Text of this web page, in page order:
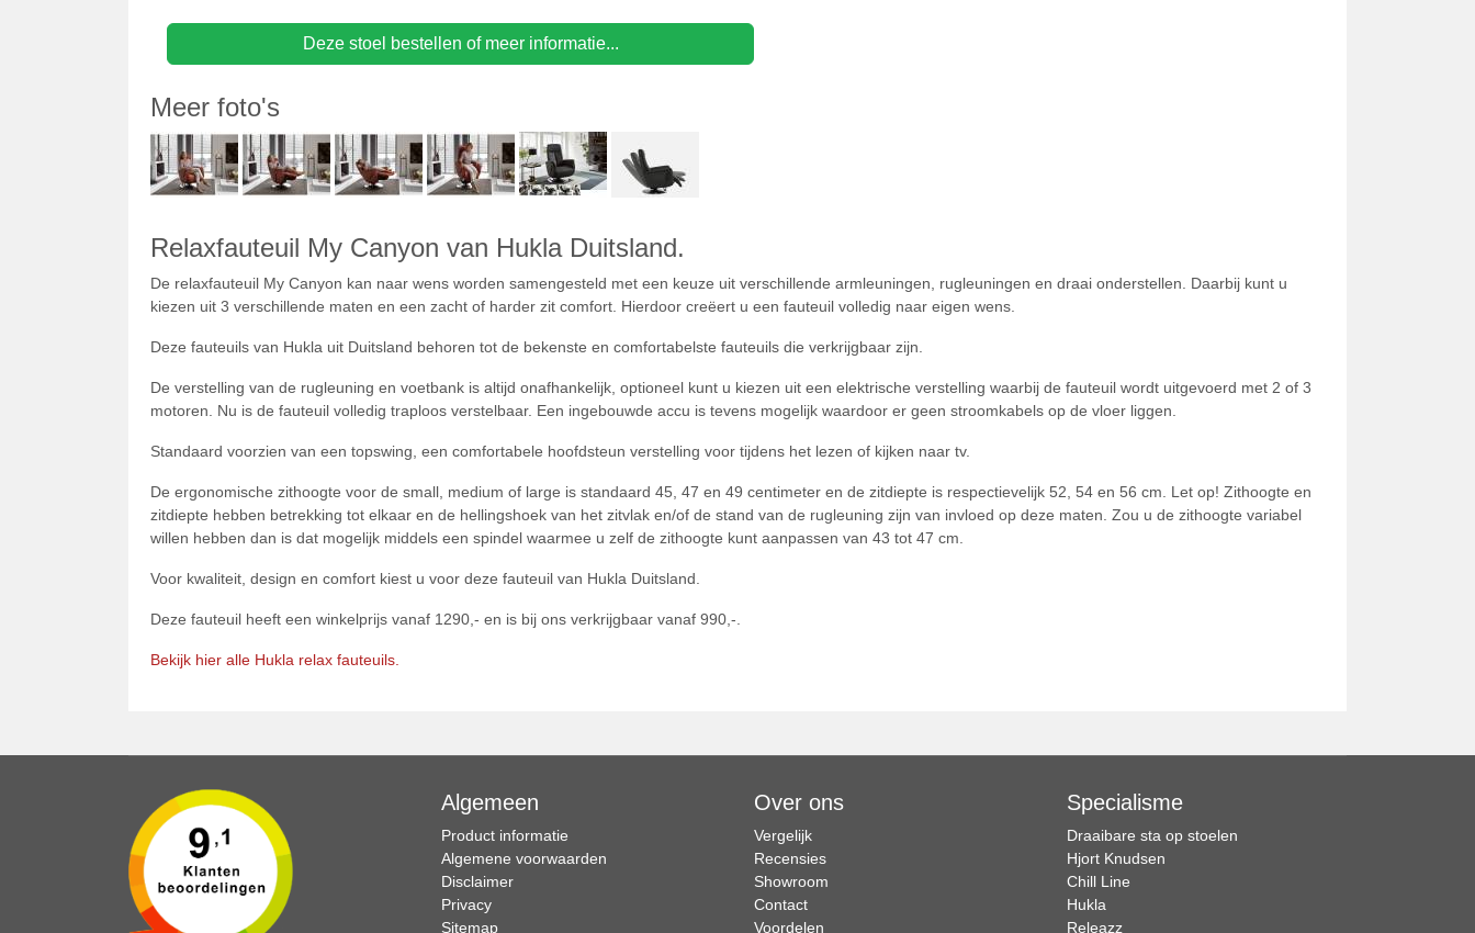
Deze stoel bestellen of meer informatie...
Meer foto's
Relaxfauteuil My Canyon van Hukla Duitsland.
De relaxfauteuil My Canyon kan naar wens worden samengesteld met een keuze uit verschillende armleuningen, rugleuningen en draai onderstellen. Daarbij kunt u
kiezen uit 3 verschillende maten en een zacht of harder zit comfort. Hierdoor creëert u een fauteuil volledig naar eigen wens.
Deze fauteuils van Hukla uit Duitsland behoren tot de bekenste en comfortabelste fauteuils die verkrijgbaar zijn.
De verstelling van de rugleuning en voetbank is altijd onafhankelijk, optioneel kunt u kiezen uit een elektrische verstelling waarbij de fauteuil wordt uitgevoerd met 2 of 3
motoren. Nu is de fauteuil volledig traploos verstelbaar. Een ingebouwde accu is tevens mogelijk waardoor er geen stroomkabels op de vloer liggen.
Standaard voorzien van een topswing, een comfortabele hoofdsteun verstelling voor tijdens het lezen of kijken naar tv.
De ergonomische zithoogte voor de small, medium of large is standaard 45, 47 en 49 centimeter en de zitdiepte is respectievelijk 52, 54 en 56 cm. Let op! Zithoogte en
zitdiepte hebben betrekking tot elkaar en de hellingshoek van het zitvlak en/of de stand van de rugleuning zijn van invloed op deze maten. Zou u de zithoogte variabel
willen hebben dan is dat mogelijk middels een spindel waarmee u zelf de zithoogte kunt aanpassen van 43 tot 47 cm.
Voor kwaliteit, design en comfort kiest u voor deze fauteuil van Hukla Duitsland.
Deze fauteuil heeft een winkelprijs vanaf 1290,- en is bij ons verkrijgbaar vanaf 990,-.
Bekijk hier alle Hukla relax fauteuils.
Algemeen
Product informatie
Algemene voorwaarden
Disclaimer
Privacy
Sitemap
Over ons
Vergelijk
Recensies
Showroom
Contact
Voordelen
Specialisme
Draaibare sta op stoelen
Hjort Knudsen
Chill Line
Hukla
Releazz